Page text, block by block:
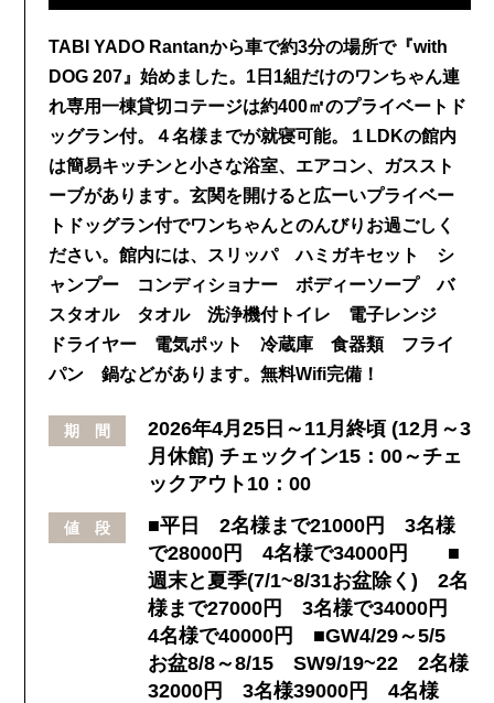
TABI YADO Rantanから車で約3分の場所で『with
DOG 207』始めました。1日1組だけのワンちゃん連
れ専用一棟貸切コテージは約400㎡のプライベートド
ッグラン付。４名様までが就寝可能。１LDKの館内
は簡易キッチンと小さな浴室、エアコン、ガススト
ーブがあります。玄関を開けると広ーいプライベー
トドッグラン付でワンちゃんとのんびりお過ごしく
ださい。館内には、スリッパ ハミガキセット シ
ャンプー コンディショナー ボディーソープ バ
スタオル タオル 洗浄機付トイレ 電子レンジ
ドライヤー 電気ポット 冷蔵庫 食器類 フライ
パン 鍋などがあります。無料Wifi完備！
期 間
2026年4月25日～11月終頃 (12月～3
月休館) チェックイン15：00～チェ
ックアウト10：00
値 段
■平日 2名様まで21000円 3名様
で28000円 4名様で34000円 ■
週末と夏季(7/1~8/31お盆除く) 2名
様まで27000円 3名様で34000円
4名様で40000円 ■GW4/29～5/5
お盆8/8～8/15 SW9/19~22 2名様
32000円 3名様39000円 4名様